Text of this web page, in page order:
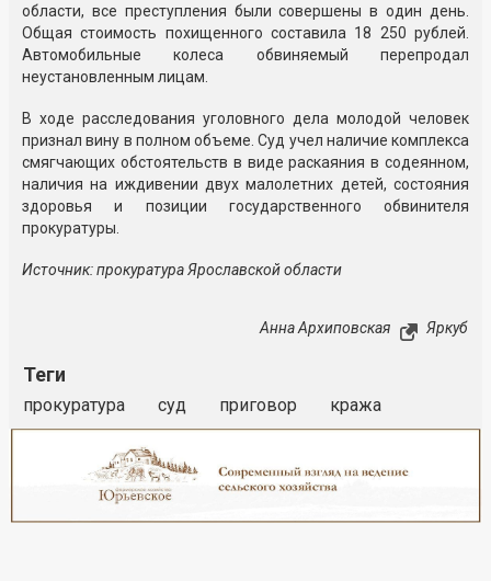
области, все преступления были совершены в один день.
Общая стоимость похищенного составила 18 250 рублей.
Автомобильные колеса обвиняемый перепродал
неустановленным лицам.
В ходе расследования уголовного дела молодой человек
признал вину в полном объеме. Суд учел наличие комплекса
смягчающих обстоятельств в виде раскаяния в содеянном,
наличия на иждивении двух малолетних детей, состояния
здоровья и позиции государственного обвинителя
прокуратуры.
Источник: прокуратура Ярославской области
Анна Архиповская Яркуб
Теги
прокуратура суд приговор кража